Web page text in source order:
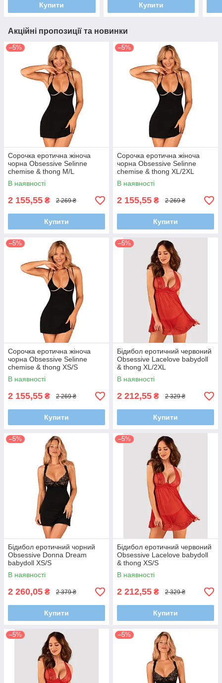
Купити Купити
Акційні пропозиції та новинки
–5%
Сорочка еротична жіноча
чорна Obsessive Selinne
chemise & thong M/L
В наявності
2 155,55 ₴ 2 269 ₴
Купити
–5%
Сорочка еротична жіноча
чорна Obsessive Selinne
chemise & thong XL/2XL
В наявності
2 155,55 ₴ 2 269 ₴
Купити
–5%
Сорочка еротична жіноча
чорна Obsessive Selinne
chemise & thong XS/S
В наявності
2 155,55 ₴ 2 269 ₴
Купити
–5%
Бідибол еротичний червоний
Obsessive Lacelove babydoll
& thong XL/2XL
В наявності
2 212,55 ₴ 2 329 ₴
Купити
–5%
Бідибол еротичний чорний
Obsessive Donna Dream
babydoll XS/S
В наявності
2 260,05 ₴ 2 379 ₴
Купити
–5%
Бідибол еротичний червоний
Obsessive Lacelove babydoll
& thong XS/S
В наявності
2 212,55 ₴ 2 329 ₴
Купити
–5% –5%